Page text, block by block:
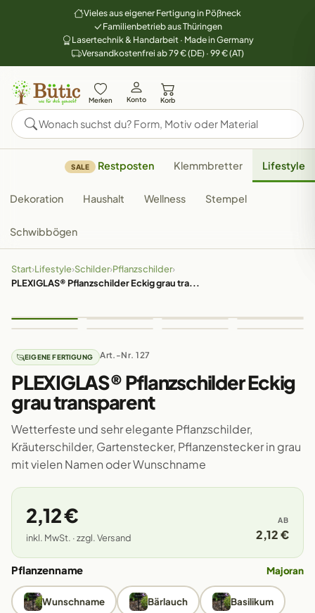
Vieles aus eigener Fertigung in Pößneck
Familienbetrieb aus Thüringen
Lasertechnik & Handarbeit · Made in Germany
Versandkostenfrei ab 79 € (DE) · 99 € (AT)
Merken Konto Korb
SALE Restposten Klemmbretter Lifestyle
Dekoration Haushalt Wellness Stempel
Schwibbögen
Start›Lifestyle›Schilder›Pflanzschilder›
PLEXIGLAS® Pflanzschilder Eckig grau tra...
EIGENE FERTIGUNG Art.-Nr. 127
PLEXIGLAS® Pflanzschilder Eckig
grau transparent
Wetterfeste und sehr elegante Pflanzschilder,
Kräuterschilder, Gartenstecker, Pflanzenstecker in grau
mit vielen Namen oder Wunschname
2,12 €
inkl. MwSt. · zzgl. Versand
AB
2,12 €
Pflanzenname Majoran
Wunschname Bärlauch Basilikum